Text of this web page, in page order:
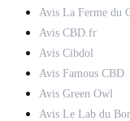
Avis La Ferme du
Avis CBD.fr
Avis Cibdol
Avis Famous CBD
Avis Green Owl
Avis Le Lab du